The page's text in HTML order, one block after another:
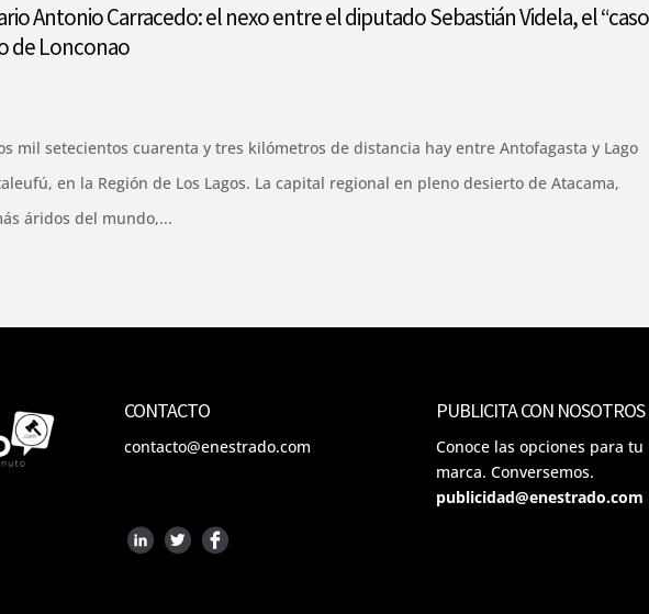
Antonio Carracedo: el nexo entre el diputado Sebastián Videla, el “caso
de Lonconao
mil setecientos cuarenta y tres kilómetros de distancia hay entre Antofagasta y Lago
en la Región de Los Lagos. La capital regional en pleno desierto de Atacama,
áridos del mundo,...
CONTACTO
contacto@enestrado.com
PUBLICITA CON NOSOTROS
Conoce las opciones para tu
marca. Conversemos.
publicidad@enestrado.com